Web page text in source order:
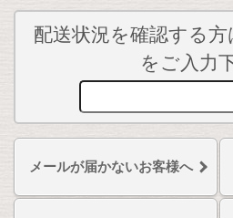
配送状況を確認する
をご入力
メールが届かないお客様へ